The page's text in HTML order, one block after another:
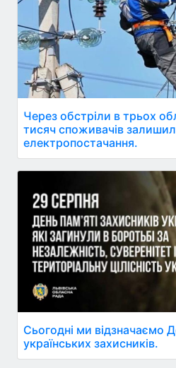
Через обстріли в трьох
тисяч споживачів
електропостачання.
Сьогодні ми відзначаємо
українських захисників.